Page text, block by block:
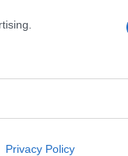
Privacy Policy